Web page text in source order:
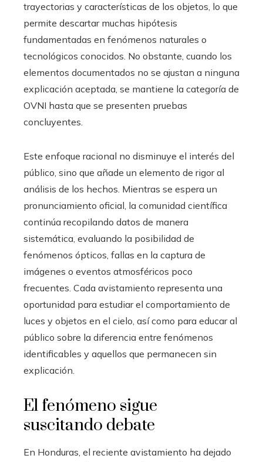
trayectorias y características de los objetos, lo que
permite descartar muchas hipótesis
fundamentadas en fenómenos naturales o
tecnológicos conocidos. No obstante, cuando los
elementos documentados no se ajustan a ninguna
explicación aceptada, se mantiene la categoría de
OVNI hasta que se presenten pruebas
concluyentes.
Este enfoque racional no disminuye el interés del
público, sino que añade un elemento de rigor al
análisis de los hechos. Mientras se espera un
pronunciamiento oficial, la comunidad científica
continúa recopilando datos de manera
sistemática, evaluando la posibilidad de
fenómenos ópticos, fallas en la captura de
imágenes o eventos atmosféricos poco
frecuentes. Cada avistamiento representa una
oportunidad para estudiar el comportamiento de
luces y objetos en el cielo, así como para educar al
público sobre la diferencia entre fenómenos
identificables y aquellos que permanecen sin
explicación.
El fenómeno sigue
suscitando debate
En Honduras, el reciente avistamiento ha dejado